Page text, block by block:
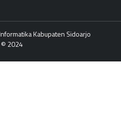
Kabupaten Sidoarjo
© 2024